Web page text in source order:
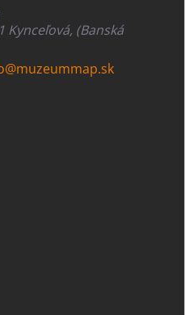
Kynceľová, (Banská